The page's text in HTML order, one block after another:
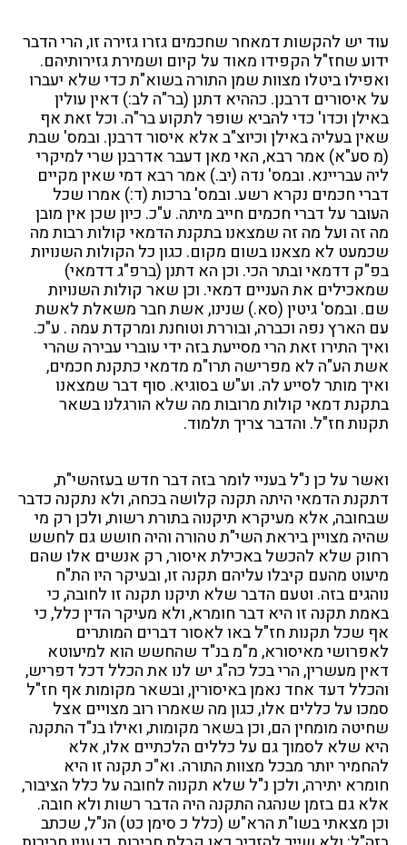
עוד יש להקשות דמאחר שחכמים גזרו גזירה זו, הרי הדבר
ידוע שחז"ל הקפידו מאוד על קיום ושמירת גזירותיהם.
ואפילו ביטלו מצוות שמן התורה בשוא"ת כדי שלא יעברו
על איסורים דרבנן. כההיא דתנן (בר"ה לב:) דאין עולין
באילן וכדו' כדי להביא שופר לתקוע בר"ה. וכל זאת אף
שאין בעליה באילן וכיוצ"ב אלא איסור דרבנן. ובמס' שבת
(מ סע"א) אמר רבא, האי מאן דעבר אדרבנן שרי למיקרי
ליה עבריינא. ובמס' נדה (יב.) אמר רבא דמי שאין מקיים
דברי חכמים נקרא רשע. ובמס' ברכות (ד:) אמרו שכל
העובר על דברי חכמים חייב מיתה. ע"כ. כיון שכן אין מובן
מה זה ועל מה זה שמצאנו בתקנת הדמאי קולות רבות מה
שכמעט לא מצאנו בשום מקום. כגון כל הקולות השנויות
בפ"ק דדמאי ובתר הכי. וכן הא דתנן (ברפ"ג דדמאי)
שמאכילים את העניים דמאי. וכן שאר קולות השנויות
שם. ובמס' גיטין (סא.) שנינו, אשת חבר משאלת לאשת
עם הארץ נפה וכברה, ובוררת וטוחנת ומרקדת עמה . ע"כ.
ואיך התירו זאת הרי מסייעת בזה ידי עוברי עבירה שהרי
אשת הע"ה לא מפרישה תרו"מ מדמאי כתקנת חכמים,
ואיך מותר לסייע לה. וע"ש בסוגיא. סוף דבר שמצאנו
בתקנת דמאי קולות מרובות מה שלא הורגלנו בשאר
תקנות חז"ל. והדבר צריך תלמוד.
ואשר על כן נ"ל בעניי לומר בזה דבר חדש בעזהשי"ת,
דתקנת הדמאי היתה תקנה קלושה בכחה, ולא נתקנה כדבר
שבחובה, אלא מעיקרא תיקנוה בתורת רשות, ולכן רק מי
שהיה מצויין ביראת השי"ת טהורה והיה חושש גם לחשש
רחוק שלא להכשל באכילת איסור, רק אנשים אלו שהם
מיעוט מהעם קיבלו עליהם תקנה זו, ובעיקר היו הת"ח
נוהגים בזה. וטעם הדבר שלא תיקנו תקנה זו לחובה, כי
באמת תקנה זו היא דבר חומרא, ולא מעיקר הדין כלל, כי
אף שכל תקנות חז"ל באו לאסור דברים המותרים
לאפרושי מאיסורא, מ"מ בנ"ד שהחשש הוא למיעוטא
דאין מעשרין, הרי בכל כה"ג יש לנו את הכלל דכל דפריש,
והכלל דעד אחד נאמן באיסורין, ובשאר מקומות אף חז"ל
סמכו על כללים אלו, כגון מה שאמרו רוב מצויים אצל
שחיטה מומחין הם, וכן בשאר מקומות, ואילו בנ"ד התקנה
היא שלא לסמוך גם על כללים הלכתיים אלו, אלא
להחמיר יותר מבכל מצוות התורה. וא"כ תקנה זו היא
חומרא יתירה, ולכן נ"ל שלא תקנוה לחובה על כלל הציבור,
אלא גם בזמן שנהגה התקנה היה הדבר רשות ולא חובה.
וכן מצאתי בשו"ת הרא"ש (כלל כ סימן כט) הנ"ל, שכתב